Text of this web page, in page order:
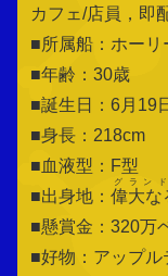
カフェ/店員，即
■所属船：ホー
■年齢：30歳
■誕生日：6月19
■身長：218cm
■血液型：F型
■出身地： 偉大な
グラン
■懸賞金：320万
■好物：アップル